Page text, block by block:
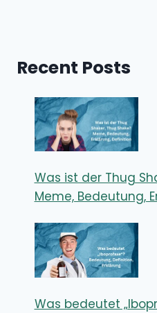
Recent Posts
Was ist der Thug
Meme, Bedeutung,
Was bedeutet